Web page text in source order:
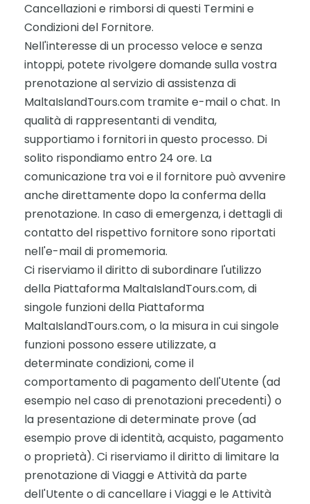
Cancellazioni e rimborsi di questi Termini e
Condizioni del Fornitore.
Nell'interesse di un processo veloce e senza
intoppi, potete rivolgere domande sulla vostra
prenotazione al servizio di assistenza di
MaltaIslandTours.com tramite e-mail o chat. In
qualità di rappresentanti di vendita,
supportiamo i fornitori in questo processo. Di
solito rispondiamo entro 24 ore. La
comunicazione tra voi e il fornitore può avvenire
anche direttamente dopo la conferma della
prenotazione. In caso di emergenza, i dettagli di
contatto del rispettivo fornitore sono riportati
nell'e-mail di promemoria.
Ci riserviamo il diritto di subordinare l'utilizzo
della Piattaforma MaltaIslandTours.com, di
singole funzioni della Piattaforma
MaltaIslandTours.com, o la misura in cui singole
funzioni possono essere utilizzate, a
determinate condizioni, come il
comportamento di pagamento dell'Utente (ad
esempio nel caso di prenotazioni precedenti) o
la presentazione di determinate prove (ad
esempio prove di identità, acquisto, pagamento
o proprietà). Ci riserviamo il diritto di limitare la
prenotazione di Viaggi e Attività da parte
dell'Utente o di cancellare i Viaggi e le Attività